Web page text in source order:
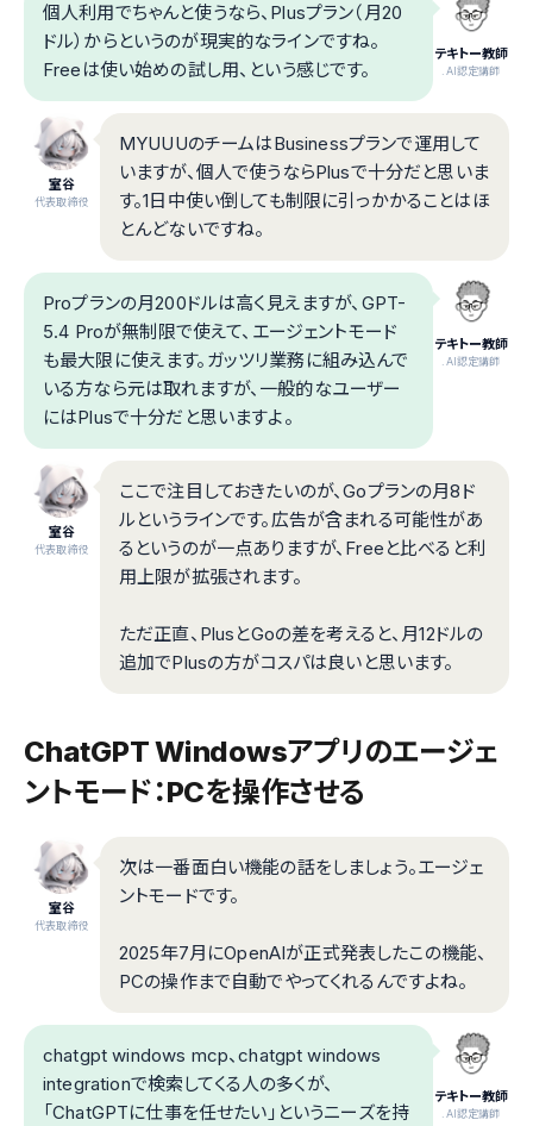
テキトー教師
.AI認定講師
個人利用でちゃんと使うなら、Plusプラン（月20
ドル）からというのが現実的なラインですね。
Freeは使い始めの試し用、という感じです。
室谷
代表取締役
MYUUUのチームはBusinessプランで運用して
いますが、個人で使うならPlusで十分だと思いま
す。1日中使い倒しても制限に引っかかることはほ
とんどないですね。
テキトー教師
.AI認定講師
Proプランの月200ドルは高く見えますが、GPT-
5.4 Proが無制限で使えて、エージェントモード
も最大限に使えます。ガッツリ業務に組み込んで
いる方なら元は取れますが、一般的なユーザー
にはPlusで十分だと思いますよ。
室谷
代表取締役
ここで注目しておきたいのが、Goプランの月8ド
ルというラインです。広告が含まれる可能性があ
るというのが一点ありますが、Freeと比べると利
用上限が拡張されます。
ただ正直、PlusとGoの差を考えると、月12ドルの
追加でPlusの方がコスパは良いと思います。
ChatGPT Windowsアプリのエージェ
ントモード：PCを操作させる
室谷
代表取締役
次は一番面白い機能の話をしましょう。エージェ
ントモードです。
2025年7月にOpenAIが正式発表したこの機能、
PCの操作まで自動でやってくれるんですよね。
テキトー教師
.AI認定講師
chatgpt windows mcp、chatgpt windows
integrationで検索してくる人の多くが、
「ChatGPTに仕事を任せたい」というニーズを持